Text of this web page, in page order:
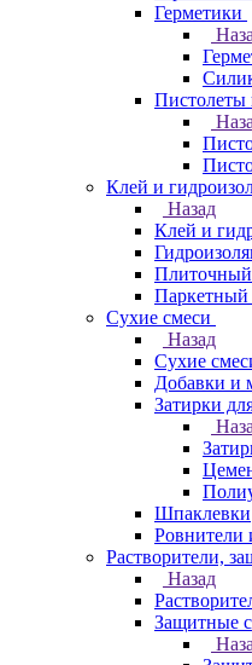
Герметики
Пистолеты
Клей и
Назад
Клей и
Плиточный
Паркетный
Сухие смеси
Назад
Сухие
Добавки и
Затирки
Шпаклевки
Ровнители
Растворители,
Назад
Защитные